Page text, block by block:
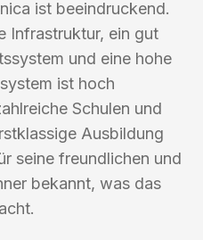
ist beeindruckend.
Infrastruktur, ein gut
und eine hohe
ist hoch
Schulen und
Ausbildung
seine freundlichen und
bekannt, was das